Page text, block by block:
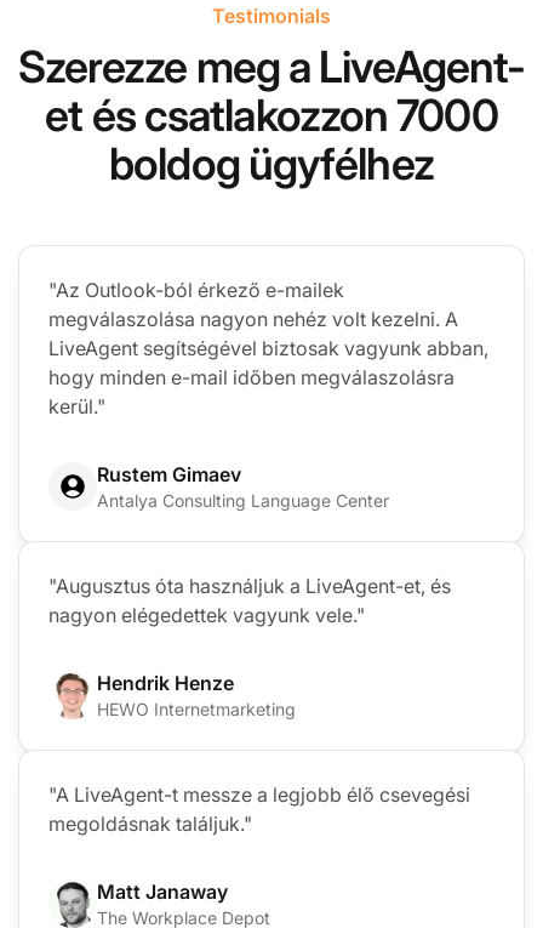
Testimonials
Szerezze meg a LiveAgent-
et és csatlakozzon 7000
boldog ügyfélhez
"Az Outlook-ból érkező e-mailek
megválaszolása nagyon nehéz volt kezelni. A
LiveAgent segítségével biztosak vagyunk abban,
hogy minden e-mail időben megválaszolásra
kerül."
Rustem Gimaev
Antalya Consulting Language Center
"Augusztus óta használjuk a LiveAgent-et, és
nagyon elégedettek vagyunk vele."
Hendrik Henze
HEWO Internetmarketing
"A LiveAgent-t messze a legjobb élő csevegési
megoldásnak találjuk."
Matt Janaway
The Workplace Depot